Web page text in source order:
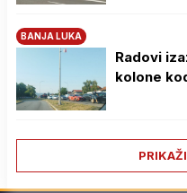
BANJA LUKA
Radovi
kolone